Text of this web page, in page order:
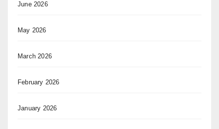
June 2026
May 2026
March 2026
February 2026
January 2026